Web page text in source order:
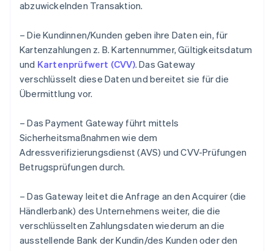
abzuwickelnden Transaktion.
– Die Kundinnen/Kunden geben ihre Daten ein, für
Kartenzahlungen z. B. Kartennummer, Gültigkeitsdatum
und Kartenprüfwert (CVV). Das Gateway
verschlüsselt diese Daten und bereitet sie für die
Übermittlung vor.
– Das Payment Gateway führt mittels
Sicherheitsmaßnahmen wie dem
Adressverifizierungsdienst (AVS) und CVV-Prüfungen
Betrugsprüfungen durch.
– Das Gateway leitet die Anfrage an den Acquirer (die
Händlerbank) des Unternehmens weiter, die die
verschlüsselten Zahlungsdaten wiederum an die
ausstellende Bank der Kundin/des Kunden oder den